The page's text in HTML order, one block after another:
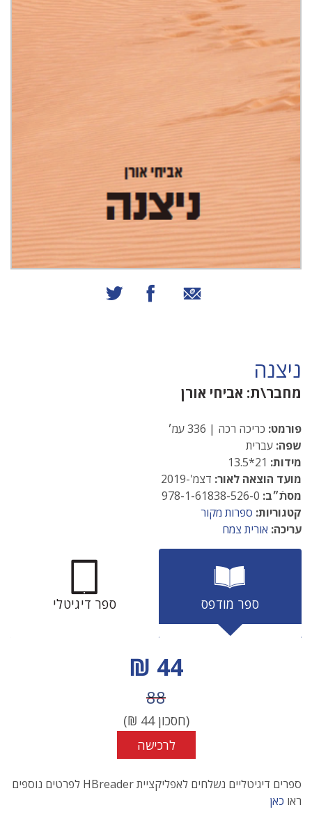
שיתוף באמצעות אימייל
שיתוף בפייסבוק
ניצנה
מחבר\ת: אביחי אורן
פורמט: כריכה רכה | 336 עמ׳
שפה: עברית
מידות:
מועד הוצאה לאור: דצמ'-2019
מסתֿ״ב:
קטגוריות: ספרות מקור
עריכה: אורית צמח
ספר מודפס ספר דיגיטלי
מחיר הנחה
44 ₪
מחיר לפני הנחה
88
(חסכון44
₪)
לרכישה
ספרים דיגיטליים נשלחים לאפליקציית HBreader לפרטים נוספים
ראו כאן